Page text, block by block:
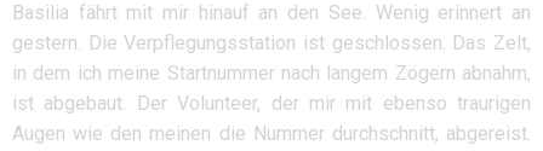
Basilia fährt mit mir hinauf an den See. Wenig erinnert an
gestern. Die Verpflegungsstation ist geschlossen. Das Zelt,
in dem ich meine Startnummer nach langem Zögern abnahm,
ist abgebaut. Der Volunteer, der mir mit ebenso traurigen
Augen wie den meinen die Nummer durchschnitt, abgereist.